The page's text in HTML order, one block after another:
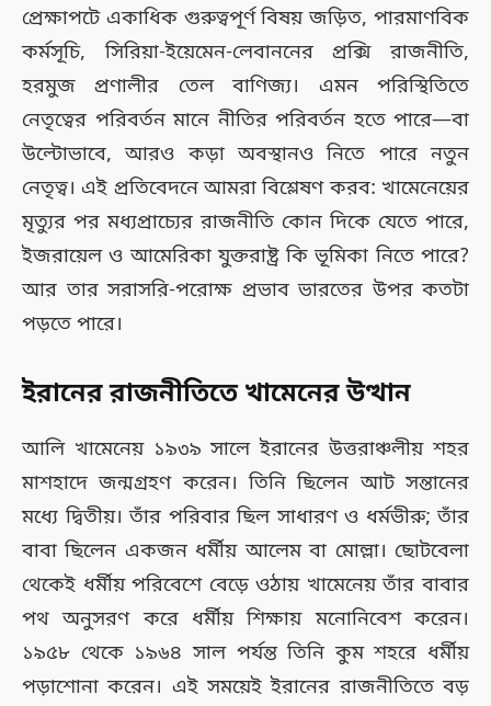
প্রেক্ষাপটে একাধিক গুরুত্বপূর্ণ বিষয় জড়িত, পারমাণবিক
কর্মসূচি, সিরিয়া-ইয়েমেন-লেবাননের প্রক্সি রাজনীতি,
হরমুজ প্রণালীর তেল বাণিজ্য। এমন পরিস্থিতিতে
নেতৃত্বের পরিবর্তন মানে নীতির পরিবর্তন হতে পারে—বা
উল্টোভাবে, আরও কড়া অবস্থানও নিতে পারে নতুন
নেতৃত্ব। এই প্রতিবেদনে আমরা বিশ্লেষণ করব: খামেনেয়ের
মৃত্যুর পর মধ্যপ্রাচ্যের রাজনীতি কোন দিকে যেতে পারে,
ইজরায়েল ও আমেরিকা যুক্তরাষ্ট্র কি ভূমিকা নিতে পারে?
আর তার সরাসরি-পরোক্ষ প্রভাব ভারতের উপর কতটা
পড়তে পারে।
ইরানের রাজনীতিতে খামেনের উত্থান
আলি খামেনেয় ১৯৩৯ সালে ইরানের উত্তরাঞ্চলীয় শহর
মাশহাদে জন্মগ্রহণ করেন। তিনি ছিলেন আট সন্তানের
মধ্যে দ্বিতীয়। তাঁর পরিবার ছিল সাধারণ ও ধর্মভীরু; তাঁর
বাবা ছিলেন একজন ধর্মীয় আলেম বা মোল্লা। ছোটবেলা
থেকেই ধর্মীয় পরিবেশে বেড়ে ওঠায় খামেনেয় তাঁর বাবার
পথ অনুসরণ করে ধর্মীয় শিক্ষায় মনোনিবেশ করেন।
১৯৫৮ থেকে ১৯৬৪ সাল পর্যন্ত তিনি কুম শহরে ধর্মীয়
পড়াশোনা করেন। এই সময়েই ইরানের রাজনীতিতে বড়